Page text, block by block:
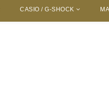
CASIO / G-SHOCK